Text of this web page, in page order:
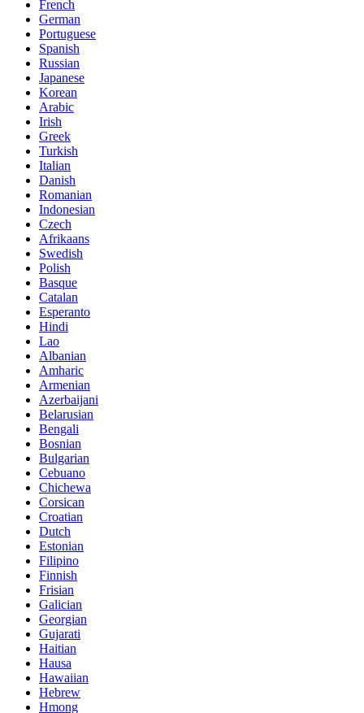
French
German
Portuguese
Spanish
Russian
Japanese
Korean
Arabic
Irish
Greek
Turkish
Italian
Danish
Romanian
Indonesian
Czech
Afrikaans
Swedish
Polish
Basque
Catalan
Esperanto
Hindi
Lao
Albanian
Amharic
Armenian
Azerbaijani
Belarusian
Bengali
Bosnian
Bulgarian
Cebuano
Chichewa
Corsican
Croatian
Dutch
Estonian
Filipino
Finnish
Frisian
Galician
Georgian
Gujarati
Haitian
Hausa
Hawaiian
Hebrew
Hmong